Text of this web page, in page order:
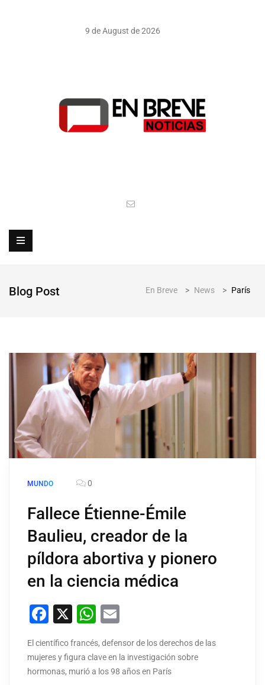
9 de August de 2026
Blog Post En Breve > News > París
MUNDO 0
Fallece Étienne-Émile
Baulieu, creador de la
píldora abortiva y pionero
en la ciencia médica
Facebook
X WhatsApp
El científico francés, defensor de los derechos de las
mujeres y figura clave en la investigación sobre
hormonas, murió a los 98 años en París